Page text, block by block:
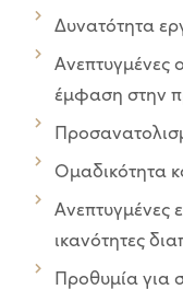
Δυνατότητα
Ανεπτυγμένες
έμφαση στην
Ομαδικότητα
Ανεπτυγμένες
ικανότητες
Προθυμία για